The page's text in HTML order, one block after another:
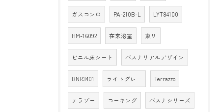
ガスコンロ PA-210B-L LYT84100
HM-16092 在来浴室 東リ
ビニル床シート バスナリアルデザイン
BNR3401 ライトグレー Terrazzo
テラゾー コーキング バスナシリーズ